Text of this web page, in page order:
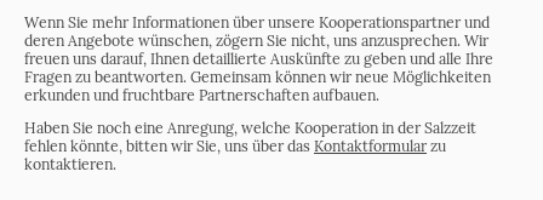
Wenn Sie mehr Informationen über unsere Kooperationspartner und
deren Angebote wünschen, zögern Sie nicht, uns anzusprechen. Wir
freuen uns darauf, Ihnen detaillierte Auskünfte zu geben und alle Ihre
Fragen zu beantworten. Gemeinsam können wir neue Möglichkeiten
erkunden und fruchtbare Partnerschaften aufbauen.
Haben Sie noch eine Anregung, welche Kooperation in der Salzzeit
fehlen könnte, bitten wir Sie, uns über das Kontaktformular zu
kontaktieren.